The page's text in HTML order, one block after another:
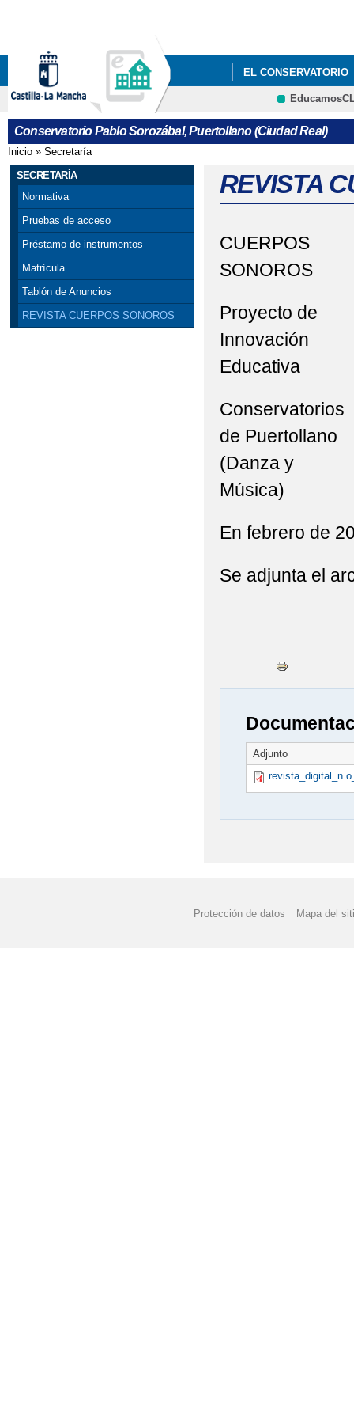
EL CONSERVATORIO
GALERÍA
ABIERTO PLAZO DE
PUERTOLLANO.
CRFP
Conservatorio Pablo Sorozábal, Puertollano (Ciudad Real)
Se encuentra usted aquí
Inicio » Secretaría
SECRETARÍA
Normativa
Pruebas de acceso
Préstamo de instrumentos
Matrícula
Tablón de Anuncios
REVISTA CUERPOS SONOROS
REVISTA
CUERPOS
SONOROS
Proyecto de
Innovación
Educativa
Conservatorios
de Puertollano
(Danza y
Música)
En febrero de
Se adjunta el
Adjunto
Protección de datos Mapa del